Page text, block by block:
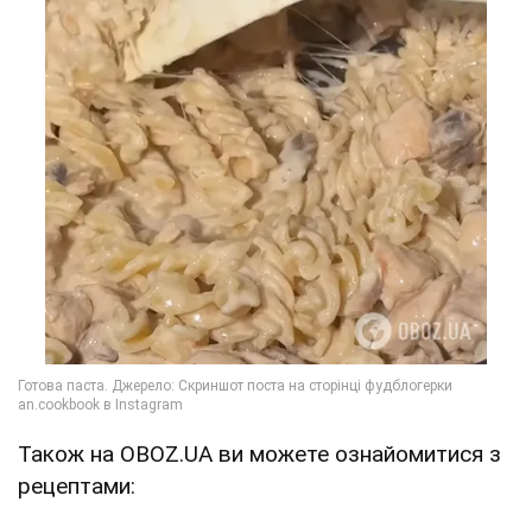
Також на OBOZ.UA ви можете ознайомитися з
рецептами: